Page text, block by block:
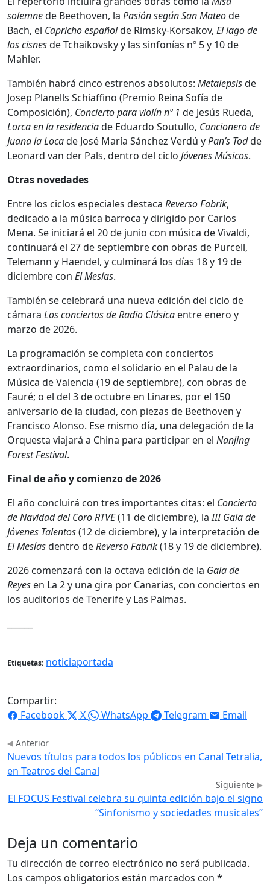
solemnede Beethoven, la Pasión según San Mateode
Bach, el Capricho españolde Rimsky-Korsakov, El lago de
los cisnesde Tchaikovsky y las sinfonías nº 5 y 10 de
Mahler.
También habrá cinco estrenos absolutos: Metalepsisde
Josep Planells Schiaffino (Premio Reina Sofía de
Composición), Concierto para violín nº 1 de Jesús Rueda,
Lorca en la residenciade Eduardo Soutullo, Cancionero de
Juana la Locade José María Sánchez Verdú yPan’s Todde
Leonard van der Pals, dentro del ciclo Jóvenes Músicos.
Otras novedades
Entre los ciclos especiales destaca Reverso Fabrik,
dedicado a la música barroca y dirigido por Carlos
Mena. Se iniciará el 20 de junio con música de Vivaldi,
continuará el 27 de septiembre con obras de Purcell,
Telemann y Haendel, y culminará los días 18 y 19 de
diciembre con El Mesías.
También se celebrará una nueva edición del ciclo de
cámara Los conciertos de Radio Clásica entre enero y
marzo de 2026.
La programación se completa con conciertos
extraordinarios, como el solidario en el Palau de la
Música de Valencia (19 de septiembre), con obras de
Fauré; o el del 3 de octubre en Linares, por el 150
aniversario de la ciudad, con piezas de Beethoven y
Francisco Alonso. Ese mismo día, una delegación de la
Orquesta viajará a China para participar en el Nanjing
Forest Festival.
Final de año y comienzo de 2026
El año concluirá con tres importantes citas: el Concierto
de Navidad del Coro RTVE(11 de diciembre), laIII Gala de
Jóvenes Talentos(12 de diciembre), y la interpretación de
El Mesíasdentro deReverso Fabrik(18 y 19 de diciembre).
2026 comenzará con la octava edición de la Gala de
Reyes en La 2 y una gira por Canarias, con conciertos en
los auditorios de Tenerife y Las Palmas.
Etiquetas: noticiaportada
Compartir:
Facebook
X WhatsApp Telegram Email
Anterior
Nuevos títulos para todos los públicos en Canal Tetralia,
en Teatros del Canal
Siguiente
El FOCUS Festival celebra su quinta edición bajo el signo
“Sinfonismo y sociedades musicales”
Deja un comentario
Tu dirección de correo electrónico no será publicada.
Los campos obligatorios están marcados con *